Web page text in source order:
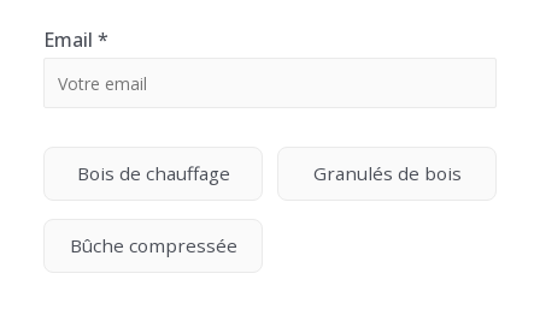
Email *
Bois de chauffage Granulés de bois
Bûche compressée